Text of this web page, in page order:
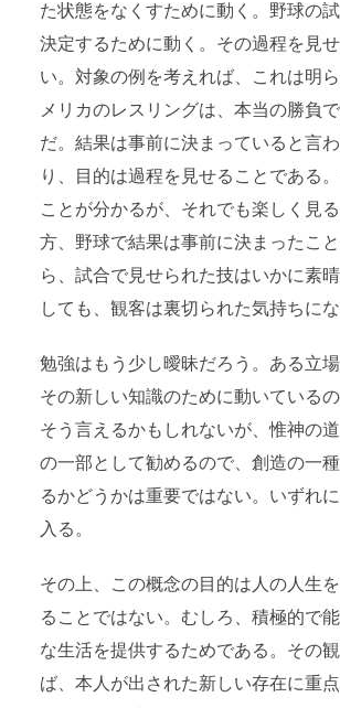
た状態をなくすために動く。野球の
決定するために動く。その過程を見
い。対象の例を考えれば、これは明
メリカのレスリングは、本当の勝負
だ。結果は事前に決まっていると言
り、目的は過程を見せることである
ことが分かるが、それでも楽しく見
方、野球で結果は事前に決まったこ
ら、試合で見せられた技はいかに素
しても、観客は裏切られた気持ちにな
勉強はもう少し曖昧だろう。ある立場
その新しい知識のために動いているの
そう言えるかもしれないが、惟神の
の一部として勧めるので、創造の一
るかどうかは重要ではない。いずれ
入る。
その上、この概念の目的は人の人生
ることではない。むしろ、積極的で
な生活を提供するためである。その
ば、本人が出された新しい存在に重